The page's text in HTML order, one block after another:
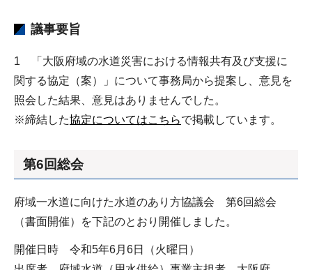
議事要旨
1 「大阪府域の水道災害における情報共有及び支援に
関する協定（案）」について事務局から提案し、意見を
照会した結果、意見はありませんでした。
※締結した協定についてはこちらで掲載しています。
第6回総会
府域一水道に向けた水道のあり方協議会 第6回総会
（書面開催）を下記のとおり開催しました。
開催日時 令和5年6月6日（火曜日）